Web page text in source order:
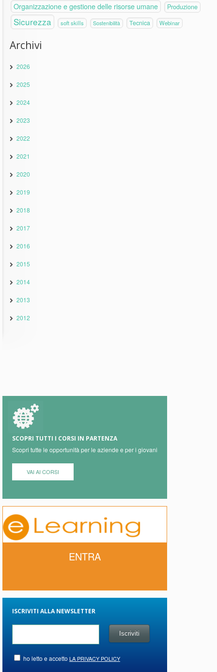
Organizzazione e gestione delle risorse umane Produzione
Sicurezza soft skills Sostenibilità Tecnica Webinar
Archivi
2026
2025
2024
2023
2022
2021
2020
2019
2018
2017
2016
2015
2014
2013
2012
SCOPRI TUTTI I CORSI IN PARTENZA
Scopri tutte le opportunità per le aziende e per i giovani
VAI AI CORSI
ENTRA
ISCRIVITI ALLA NEWSLETTER
ho letto e accetto LA PRIVACY POLICY